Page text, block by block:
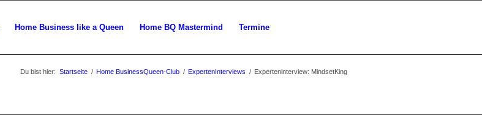
Home Business like a Queen Home BQ Mastermind Termine
Du bist hier: Startseite / Home BusinessQueen-Club / ExpertenInterviews / Experteninterview: MindsetKing